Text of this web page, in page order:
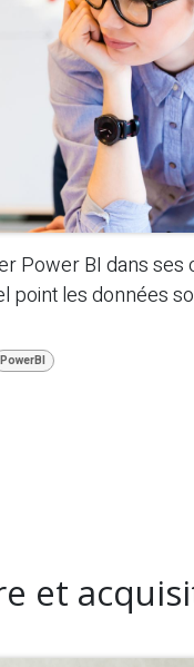
Power BI dans
point les données
PowerBI
et